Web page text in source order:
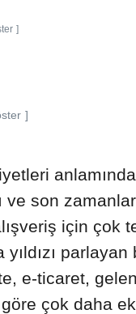
ve son
için çok
yıldızı parlayan
e-ticaret,
göre çok daha